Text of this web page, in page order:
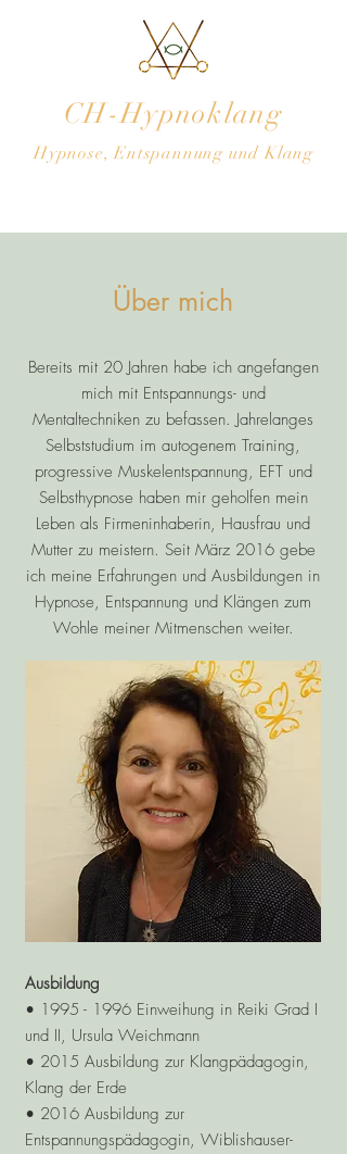
CH-Hypnoklang
Hypnose, Entspannung und Klang
Über mich
Bereits mit 20 Jahren habe ich angefangen
mich mit Entspannungs- und
Mentaltechniken zu befassen. Jahrelanges
Selbststudium im autogenem Training,
progressive Muskelentspannung, EFT und
Selbsthypnose haben mir geholfen mein
Leben als Firmeninhaberin, Hausfrau und
Mutter zu meistern. Seit März 2016 gebe
ich meine Erfahrungen und Ausbildungen in
Hypnose, Entspannung und Klängen zum
Wohle meiner Mitmenschen weiter.
Ausbildung
• 1995 - 1996 Einweihung in Reiki Grad I
und II, Ursula Weichmann
• 2015 Ausbildung zur Klangpädagogin,
Klang der Erde
• 2016 Ausbildung zur
Entspannungspädagogin, Wiblishauser-